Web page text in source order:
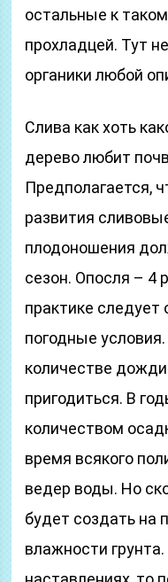
остальные к
прохладцей. Тут
органики любой
Слива как хоть
дерево любит
Предполагается,
развития
плодоношения
сезон. Опосля – 4
практике следует
погодные
количестве
пригодиться. В
количеством
время всякого
ведер воды. Но
будет создать на
влажности